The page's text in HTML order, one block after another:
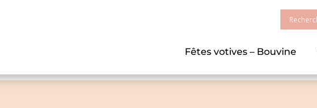
Fêtes votives – Bouvine